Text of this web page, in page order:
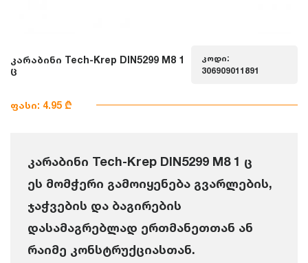
კარაბინი Tech-Krep DIN5299 M8 1
ც
კოდი:
306909011891
ფასი: 4.95 ₾
კარაბინი Tech-Krep DIN5299 M8 1 ც
ეს მომჭერი გამოიყენება გვარლების,
ჯაჭვების და ბაგირების
დასამაგრებლად ერთმანეთთან ან
რაიმე კონსტრუქციასთან.